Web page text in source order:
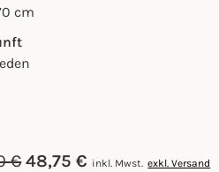
€ 48,75€ inkl. Mwst. exkl. Versand
cm